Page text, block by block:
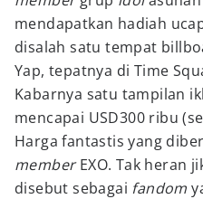
mendapatkan hadiah
disalah satu tempat
Yap, tepatnya di Time
Kabarnya satu tampilan
mencapai USD300 ribu
Harga fantastis yang
memberEXO. Tak heran
disebut sebagai fandom